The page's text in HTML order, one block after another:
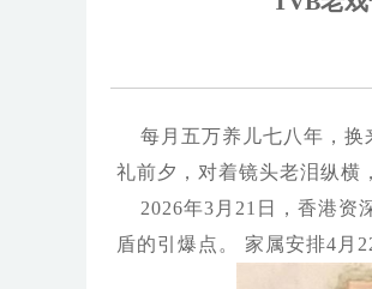
每月五万养儿七八年，
礼前夕，对着镜头老泪纵横
2026年3月21日，香港资
盾的引爆点。 家属安排4月